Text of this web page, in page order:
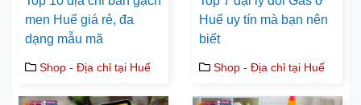
men Huế giá rẻ, đa
dạng mẫu mã
Shop - Địa chỉ tại Huế
Huế uy tín mà bạn nên
biết
Shop - Địa chỉ tại Huế